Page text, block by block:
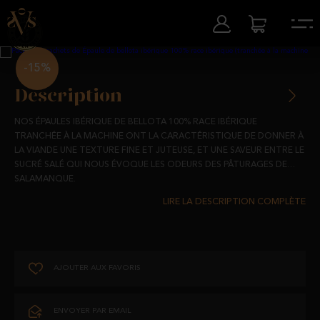
-15%
Description
NOS ÉPAULES IBÉRIQUE DE BELLOTA 100% RACE IBÉRIQUE
TRANCHÉE À LA MACHINE ONT LA CARACTÉRISTIQUE DE DONNER À
LA VIANDE UNE TEXTURE FINE ET JUTEUSE, ET UNE SAVEUR ENTRE LE
SUCRÉ SALÉ QUI NOUS ÉVOQUE LES ODEURS DES PÂTURAGES DE
SALAMANQUE.
ISSU DE PORCS IBÉRIQUES ÉLEVÉS EN LIBERTÉ DANS NOS
NIVEAU DE GRAISSE POUR UNE ALIMENTATION SAINE ET FOURNIT
AJOUTER AUX FAVORIS
ENVOYER PAR EMAIL